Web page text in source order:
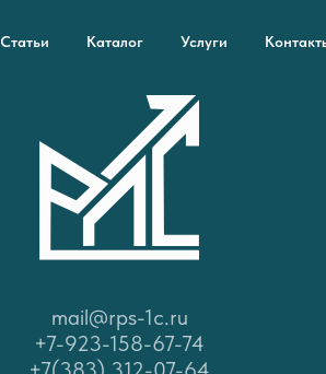
Статьи Каталог Услуги
mail@rps-1c.ru
+7-923-158-67-74